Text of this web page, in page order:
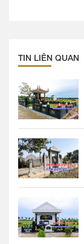
TIN LIÊN QUAN